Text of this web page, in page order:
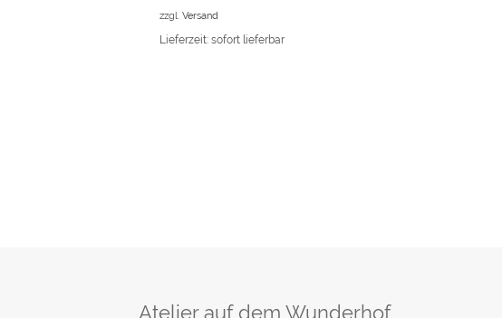
zzgl. Versand
Lieferzeit: sofort lieferbar
Atelier auf dem Wunderhof